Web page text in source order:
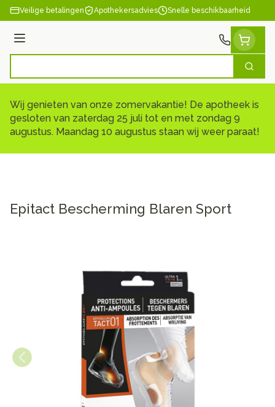
Ga naar de inhoud
Veilige betalingen Apothekersadvies Snelle beschikbaarheid
Menu
Zoek
Wij genieten van onze zomervakantie! De apotheek is
gesloten van zaterdag 25 juli tot en met zondag 9
augustus. Maandag 10 augustus staan wij weer paraat!
Epitact Bescherming Blaren Sport